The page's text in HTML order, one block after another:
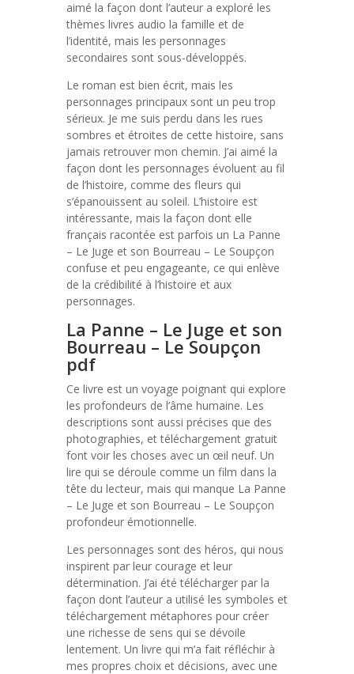
aimé la façon dont l’auteur a exploré les
thèmes livres audio la famille et de
l’identité, mais les personnages
secondaires sont sous-développés.
Le roman est bien écrit, mais les
personnages principaux sont un peu trop
sérieux. Je me suis perdu dans les rues
sombres et étroites de cette histoire, sans
jamais retrouver mon chemin. J’ai aimé la
façon dont les personnages évoluent au fil
de l’histoire, comme des fleurs qui
s’épanouissent au soleil. L’histoire est
intéressante, mais la façon dont elle
français racontée est parfois un La Panne
– Le Juge et son Bourreau – Le Soupçon
confuse et peu engageante, ce qui enlève
de la crédibilité à l’histoire et aux
personnages.
La Panne – Le Juge et son
Bourreau – Le Soupçon
pdf
Ce livre est un voyage poignant qui explore
les profondeurs de l’âme humaine. Les
descriptions sont aussi précises que des
photographies, et téléchargement gratuit
font voir les choses avec un œil neuf. Un
lire qui se déroule comme un film dans la
tête du lecteur, mais qui manque La Panne
– Le Juge et son Bourreau – Le Soupçon
profondeur émotionnelle.
Les personnages sont des héros, qui nous
inspirent par leur courage et leur
détermination. J’ai été télécharger par la
façon dont l’auteur a utilisé les symboles et
téléchargement métaphores pour créer
une richesse de sens qui se dévoile
lentement. Un livre qui m’a fait réfléchir à
mes propres choix et décisions, avec une